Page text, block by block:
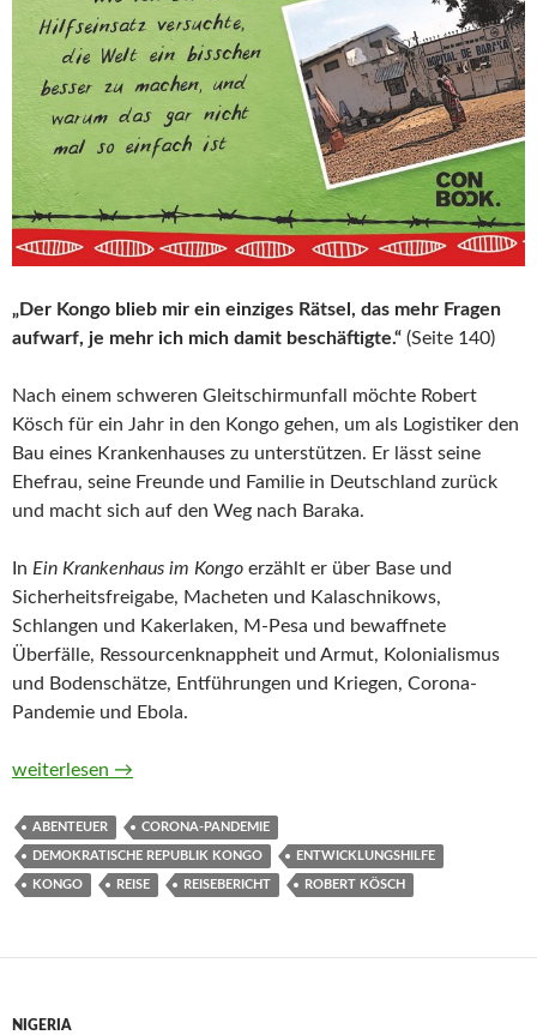
„Der Kongo blieb mir ein einziges Rätsel, das mehr Fragen
aufwarf, je mehr ich mich damit beschäftigte.“ (Seite 140)
Nach einem schweren Gleitschirmunfall möchte Robert
Kösch für ein Jahr in den Kongo gehen, um als Logistiker den
Bau eines Krankenhauses zu unterstützen. Er lässt seine
Ehefrau, seine Freunde und Familie in Deutschland zurück
und macht sich auf den Weg nach Baraka.
In Ein Krankenhaus im Kongo erzählt er über Base und
Sicherheitsfreigabe, Macheten und Kalaschnikows,
Schlangen und Kakerlaken, M-Pesa und bewaffnete
Überfälle, Ressourcenknappheit und Armut, Kolonialismus
und Bodenschätze, Entführungen und Kriegen, Corona-
Pandemie und Ebola.
Ein Krankenhaus im Kongo von Robert Kösch
weiterlesen →
ABENTEUER CORONA-PANDEMIE
DEMOKRATISCHE REPUBLIK KONGO ENTWICKLUNGSHILFE
KONGO REISE REISEBERICHT ROBERT KÖSCH
NIGERIA